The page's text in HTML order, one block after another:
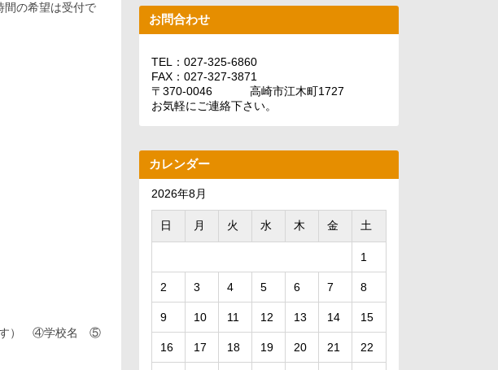
間の希望は受付で
生
す） ④学校名 ⑤
お問合わせ
TEL：027-325-6860
FAX：027-327-3871
〒370-0046 高崎市江木町1727
お気軽にご連絡下さい。
カレンダー
2026年8月
日 月 火 水 木 金 土
1
2 3 4 5 6 7 8
9 10 11 12 13 14 15
16 17 18 19 20 21 22